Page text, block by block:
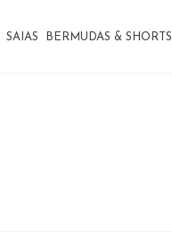
SAIAS BERMUDAS & SHORTS